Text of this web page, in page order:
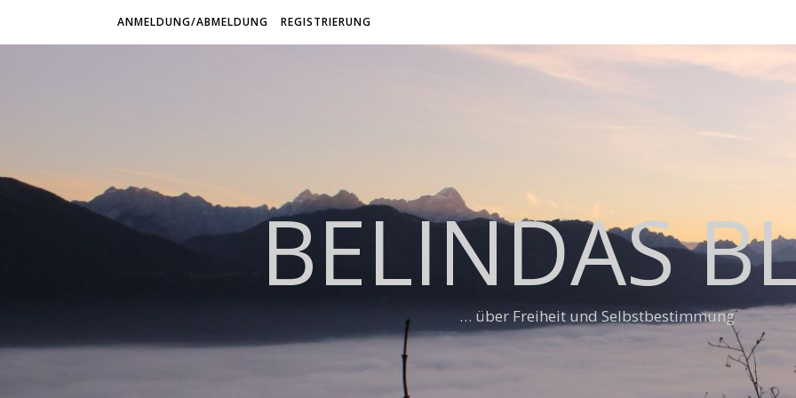
ANMELDUNG/ABMELDUNG REGISTRIERUNG
BELINDAS
… über Freiheit und Selbstbestimmung